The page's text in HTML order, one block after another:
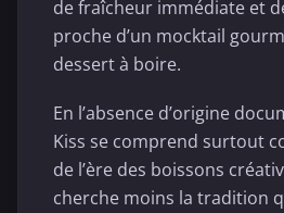
de fraîcheur immédiate et
proche d’un mocktail
dessert à boire.
En l’absence d’origine
Kiss se comprend surtout
de l’ère des boissons
cherche moins la tradition